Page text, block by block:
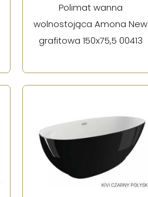
Polimat wanna
wolnostojąca Amona New
grafitowa 150x75,5 00413